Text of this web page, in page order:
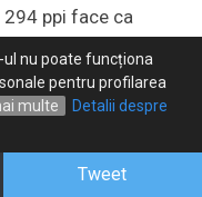
Tweet
ppi face ca
unui telefon cu un
A6 2018 va
deficiența va
ul nu poate funcționa
pentru profilarea
multe
Detalii despre